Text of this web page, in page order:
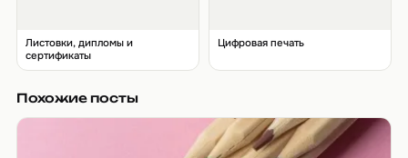
Листовки, дипломы и
сертификаты
Цифровая печать
Похожие посты